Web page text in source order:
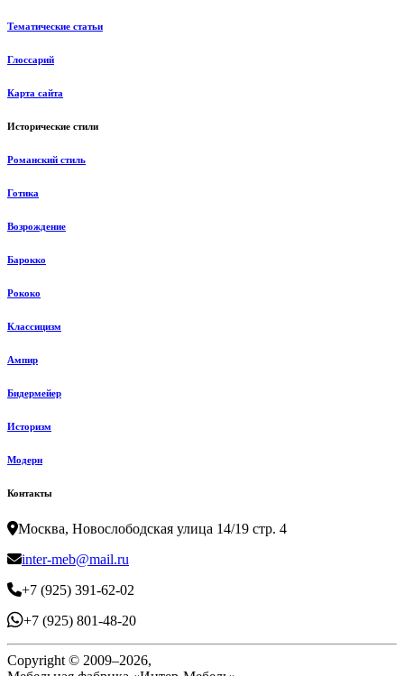
Тематические статьи
Глоссарий
Карта сайта
Исторические стили
Романский стиль
Готика
Возрождение
Барокко
Рококо
Классицизм
Ампир
Бидермейер
Историзм
Модерн
Контакты
Москва, Новослободская улица 14/19 стр. 4
inter-meb@mail.ru
+7 (925) 391-62-02
+7 (925) 801-48-20
Copyright © 2009–2026,